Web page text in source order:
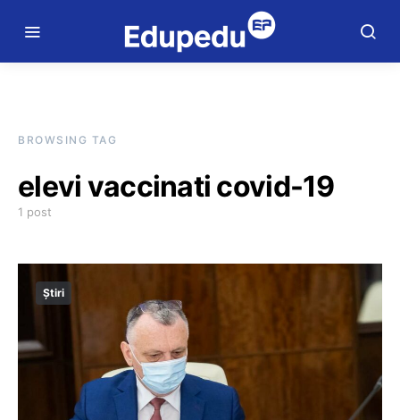
BROWSING TAG
elevi vaccinati covid-19
1 post
Știri